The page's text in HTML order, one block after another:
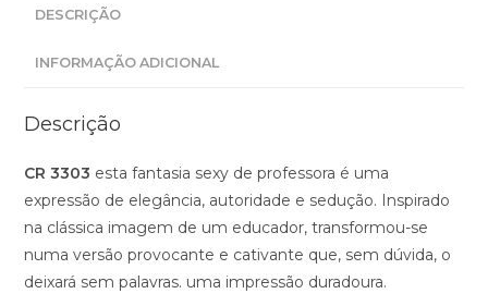
DESCRIÇÃO
INFORMAÇÃO ADICIONAL
Descrição
CR 3303 esta fantasia sexy de professora é uma
expressão de elegância, autoridade e sedução. Inspirado
na clássica imagem de um educador, transformou-se
numa versão provocante e cativante que, sem dúvida, o
deixará sem palavras. uma impressão duradoura.